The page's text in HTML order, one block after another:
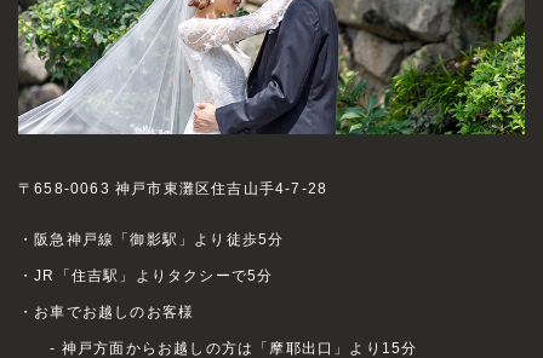
〒658-0063 神戸市東灘区住吉山手4-7-28
・阪急神戸線「御影駅」より徒歩5分
・JR「住吉駅」よりタクシーで5分
・お車でお越しのお客様
- 神戸方面からお越しの方は「摩耶出口」より15分